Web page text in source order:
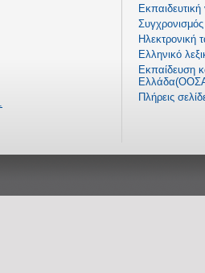
Ηλεκτρονική
Ελληνικό
Εκπαίδευση
Πλήρεις